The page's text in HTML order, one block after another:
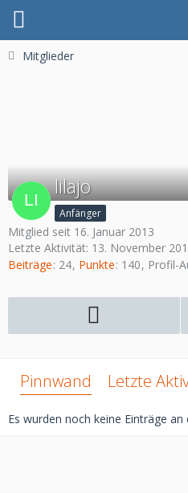
Mitglieder
lilajo
Anfänger
Mitglied seit 16. Januar 2013
Letzte Aktivität: 13. November
Beiträge 24 Punkte 140 Profil-
Pinnwand Letzte
Es wurden noch keine Einträge